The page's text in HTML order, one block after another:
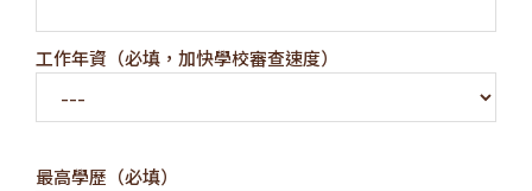
工作年資（必填，加快學校審查速度）
最高學歷（必填）